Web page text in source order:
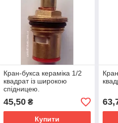
Кран-букса кераміка 1/2
квадрат із широкою
спідницею.
45,50₴
Купити